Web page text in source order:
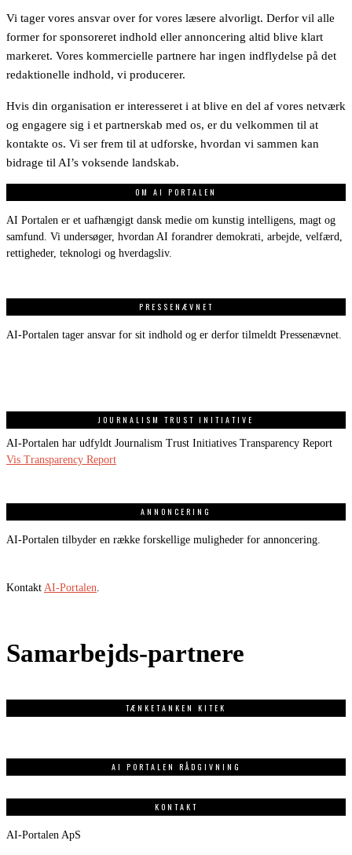
Vi tager vores ansvar over for vores læsere alvorligt. Derfor vil alle
former for sponsoreret indhold eller annoncering altid blive klart
markeret. Vores kommercielle partnere har ingen indflydelse på det
redaktionelle indhold, vi producerer.
Hvis din organisation er interesseret i at blive en del af vores netværk
og engagere sig i et partnerskab med os, er du velkommen til at
kontakte os. Vi ser frem til at udforske, hvordan vi sammen kan
bidrage til AI’s voksende landskab.
OM AI PORTALEN
AI Portalen er et uafhængigt dansk medie om kunstig intelligens, magt og
samfund. Vi undersøger, hvordan AI forandrer demokrati, arbejde, velfærd,
rettigheder, teknologi og hverdagsliv.
PRESSENÆVNET
AI-Portalen tager ansvar for sit indhold og er derfor tilmeldt Pressenævnet.
JOURNALISM TRUST INITIATIVE
AI-Portalen har udfyldt Journalism Trust Initiatives Transparency Report
Vis Transparency Report
ANNONCERING
AI-Portalen tilbyder en række forskellige muligheder for annoncering.
Kontakt AI-Portalen.
Samarbejds-partnere
TÆNKETANKEN KITEK
AI PORTALEN RÅDGIVNING
KONTAKT
AI-Portalen ApS